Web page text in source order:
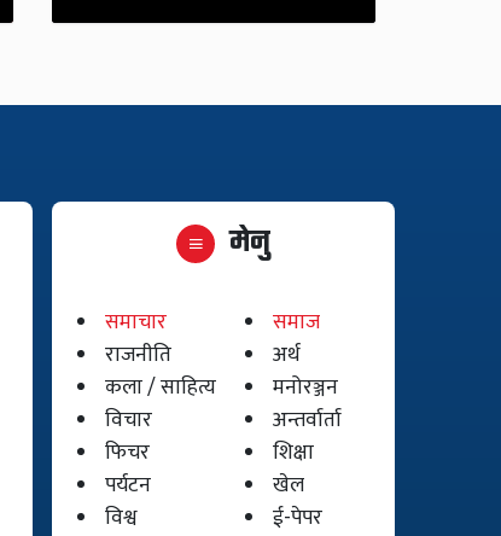
मेनु
समाचार
समाज
राजनीति
अर्थ
कला / साहित्य
मनोरञ्जन
विचार
अन्तर्वार्ता
फिचर
शिक्षा
पर्यटन
खेल
विश्व
ई-पेपर